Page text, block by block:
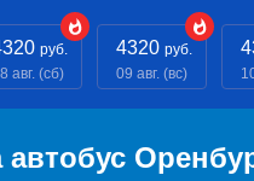
руб.
авг. (сб)
4320 руб.
09 авг. (вс)